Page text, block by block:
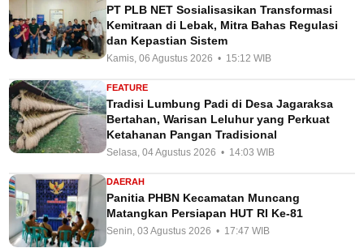
PT PLB NET Sosialisasikan Transformasi
Kemitraan di Lebak, Mitra Bahas Regulasi
dan Kepastian Sistem
Kamis, 06 Agustus 2026 • 15:12 WIB
FEATURE
Tradisi Lumbung Padi di Desa Jagaraksa
Bertahan, Warisan Leluhur yang Perkuat
Ketahanan Pangan Tradisional
Selasa, 04 Agustus 2026 • 14:03 WIB
DAERAH
Panitia PHBN Kecamatan Muncang
Matangkan Persiapan HUT RI Ke-81
Senin, 03 Agustus 2026 • 17:47 WIB